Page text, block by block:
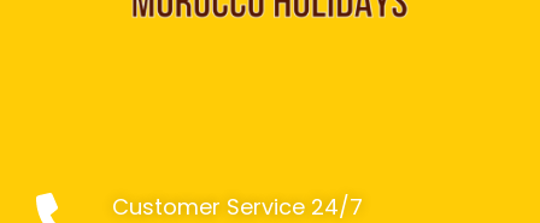
Customer Service 24/7